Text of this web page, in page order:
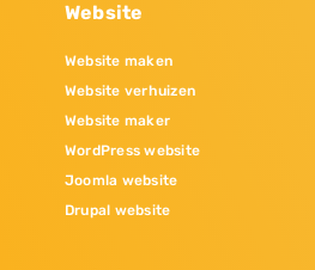
Website
Website maken
Website verhuizen
Website maker
WordPress website
Joomla website
Drupal website